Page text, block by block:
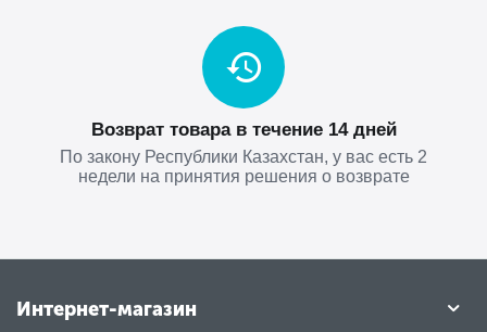
Возврат товара в течение 14 дней
По закону Республики Казахстан, у вас есть 2
недели на принятия решения о возврате
Интернет-магазин